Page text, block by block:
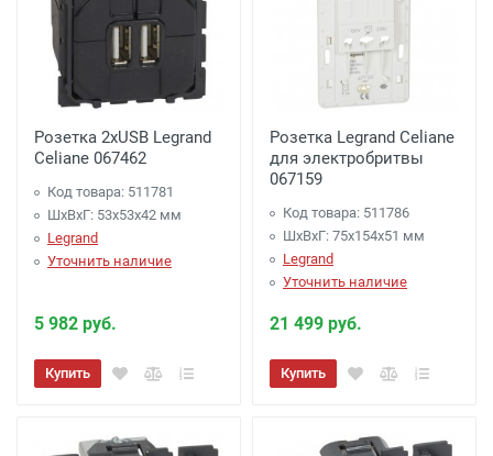
Розетка 2хUSB Legrand
Celiane 067462
Код товара: 511781
ШхВхГ: 53x53x42 мм
Legrand
Уточнить наличие
5 982 руб.
Купить
Розетка Legrand Celiane
для электробритвы
067159
Код товара: 511786
ШхВхГ: 75x154x51 мм
Legrand
Уточнить наличие
21 499 руб.
Купить